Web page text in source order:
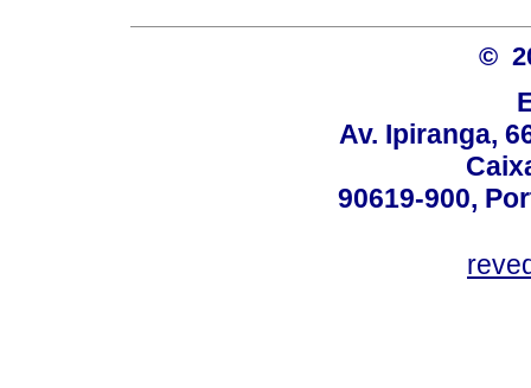
©
Av. Ipiranga,
90619-900,